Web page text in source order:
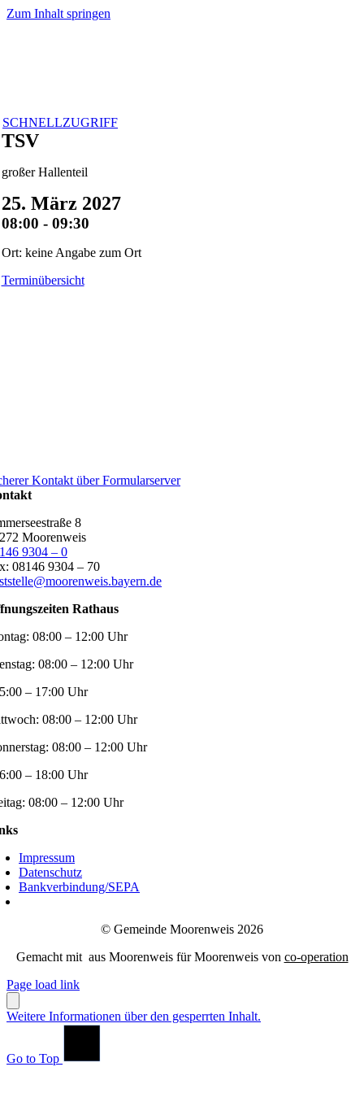
Zum Inhalt springen
SCHNELLZUGRIFF
TSV
großer Hallenteil
25. März 2027
08:00 - 09:30
Ort: keine Angabe zum Ort
Terminübersicht
Kontakt über Formularserver
8
Moorenweis
9304 – 0
08146 9304 – 70
Rathaus
08:00 – 12:00 Uhr
08:00 – 12:00 Uhr
– 17:00 Uhr
08:00 – 12:00 Uhr
08:00 – 12:00 Uhr
– 18:00 Uhr
08:00 – 12:00 Uhr
Impressum
Datenschutz
Bankverbindung/SEPA
© Gemeinde Moorenweis 2026
Gemacht mit aus Moorenweis für Moorenweis von co-operation
Page load link
Weitere Informationen über den gesperrten Inhalt.
Go to Top